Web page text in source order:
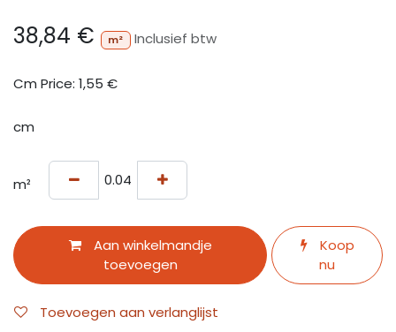
38,84 € m² Inclusief btw
Cm Price: 1,55 €
cm
m²
Aan winkelmandje
toevoegen
Koop
nu
Toevoegen aan verlanglijst